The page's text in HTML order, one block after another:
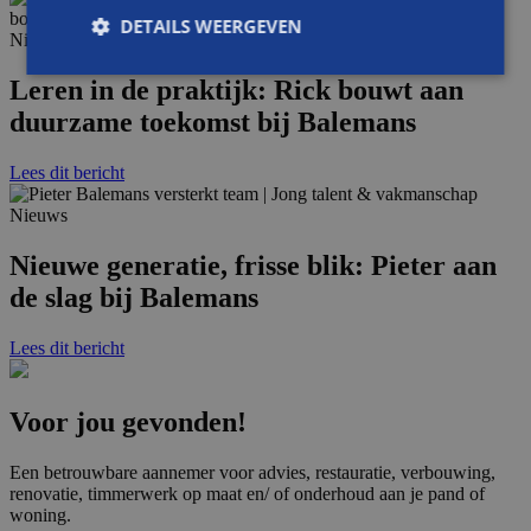
Nieuws
Leren in de praktijk: Rick bouwt aan
duurzame toekomst bij Balemans
Lees dit bericht
Nieuws
Nieuwe generatie, frisse blik: Pieter aan
de slag bij Balemans
Lees dit bericht
Voor jou gevonden!
Een betrouwbare aannemer voor advies, restauratie, verbouwing,
renovatie, timmerwerk op maat en/ of onderhoud aan je pand of
woning.
DETAILS WEERGEVEN
Strikt noodzakelijk Prestatie
Targeting
Strikt noodzakelijke cookies maken de
website kan niet goed worden gebruikt zonder de
strikt noodzakelijke cookies.